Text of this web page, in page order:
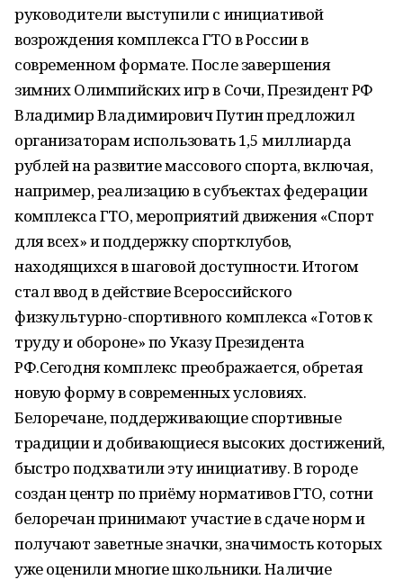
руководители выступили с инициативой
возрождения комплекса ГТО в России в
современном формате. После завершения
зимних Олимпийских игр в Сочи, Президент РФ
Владимир Владимирович Путин предложил
организаторам использовать 1,5 миллиарда
рублей на развитие массового спорта, включая,
например, реализацию в субъектах федерации
комплекса ГТО, мероприятий движения «Спорт
для всех» и поддержку спортклубов,
находящихся в шаговой доступности. Итогом
стал ввод в действие Всероссийского
физкультурно-спортивного комплекса «Готов к
труду и обороне» по Указу Президента
РФ.Сегодня комплекс преображается, обретая
новую форму в современных условиях.
Белоречане, поддерживающие спортивные
традиции и добивающиеся высоких достижений,
быстро подхватили эту инициативу. В городе
создан центр по приёму нормативов ГТО, сотни
белоречан принимают участие в сдаче норм и
получают заветные значки, значимость которых
уже оценили многие школьники. Наличие